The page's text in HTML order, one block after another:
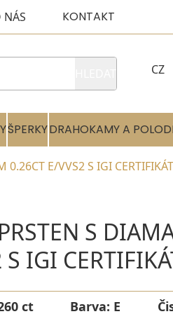
NÁS KONTAKT
CZ
ŠPERKYDRAHOKAMY A
0.26CT E/VVS2 S IGI
S
S IGI
ct Barva: E